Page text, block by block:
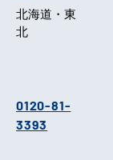
北海道・東
北
0120-81-
3393